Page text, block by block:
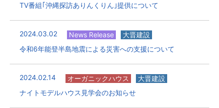
TV番組｢沖縄探訪ありんくりん｣提供について
2024.03.02 News Release
大晋建設
令和6年能登半島地震による災害への支援について
2024.02.14 オーガニックハウス
大晋建設
ナイトモデルハウス見学会のお知らせ